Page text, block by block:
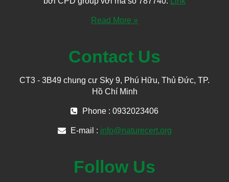
Read More »
Contact Us
CT3 - 3B49 chung cư Sky 9, Phú Hữu, Thủ Đức, TP.
Hồ Chí Minh
Phone : 0932023406
E-mail : info@naturecert.org
Follow Us